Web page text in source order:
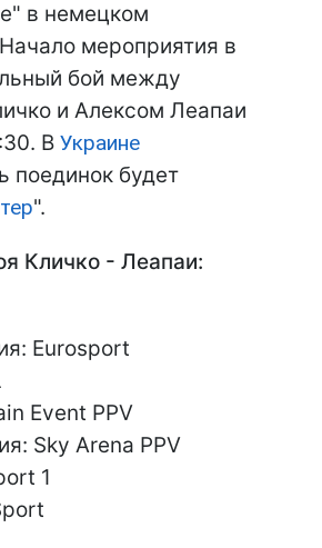
в немецком
мероприятия в
бой между
и Алексом Леапаи
В Украине
поединок будет
".
Кличко - Леапаи:
Eurosport
Event PPV
Sky Arena PPV
1